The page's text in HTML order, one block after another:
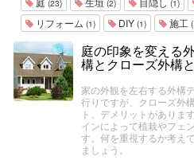
(23) (2) (1)
リフォーム (1) DIY (1) 施工
庭の印象を変える
構とクローズ外構
家の外観を左右する外構
行りですが、クローズ外
ト、デメリットがありま
インによって植栽やフェ
す。何を重視するか考え
ましょう。